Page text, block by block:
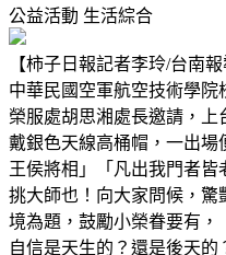
公益活動 生活綜合
【柿子日報記者李玲/台南
中華民國空軍航空技術學
榮服處胡思湘處長邀請，
戴銀色天線高桶帽，一出
王侯將相」「凡出我門者
挑大師也！向大家問候，
境為題，鼓勵小榮眷要有，
自信是天生的？還是後天